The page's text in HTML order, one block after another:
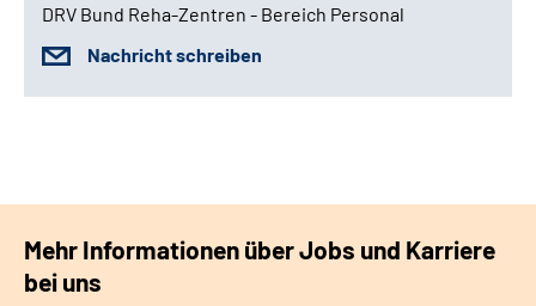
DRV Bund Reha-Zentren - Bereich Personal
Nachricht schreiben
Mehr Informationen über Jobs und Karriere
bei uns